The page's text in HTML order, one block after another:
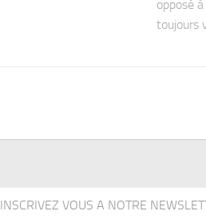
opposé
toujours
INSCRIVEZ VOUS A NOTRE